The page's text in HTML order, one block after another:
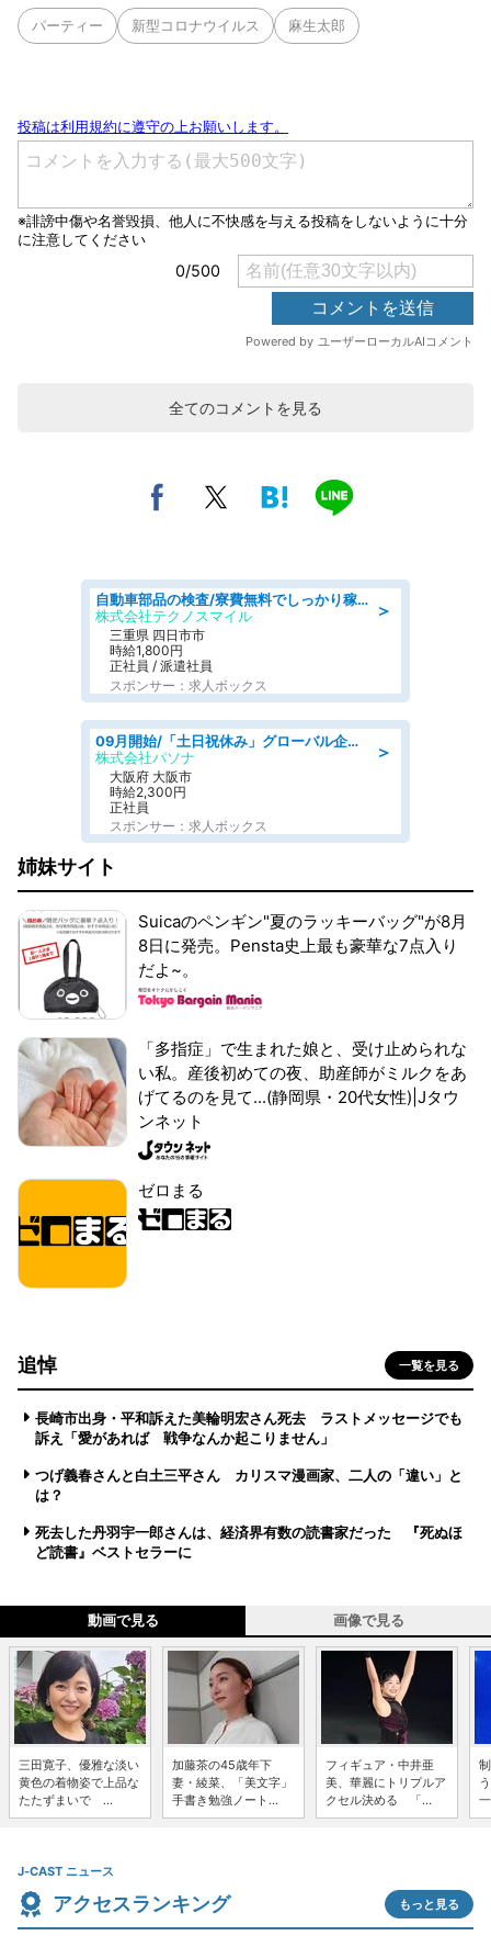
パーティー 新型コロナウイルス 麻生太郎
全てのコメントを見る
＞
自動車部品の検査/寮費無料でしっかり稼げる denso aichi
株式会社テクノスマイル
三重県 四日市市
時給1,800円
正社員 / 派遣社員
スポンサー：求人ボックス
＞
09月開始/「土日祝休み」グローバル企業での産業保健のお仕事/保健師/高時給/残業なし/服装自由
株式会社パソナ
大阪府 大阪市
時給2,300円
正社員
スポンサー：求人ボックス
姉妹サイト
Suicaのペンギン"夏のラッキーバッグ"が8月
8日に発売。Pensta史上最も豪華な7点入り
だよ~。
「多指症」で生まれた娘と、受け止められな
い私。産後初めての夜、助産師がミルクをあ
げてるのを見て...(静岡県・20代女性)|Jタウ
ンネット
ゼロまる
追悼 一覧を見る
長崎市出身・平和訴えた美輪明宏さん死去 ラストメッセージでも
訴え「愛があれば 戦争なんか起こりません」
つげ義春さんと白土三平さん カリスマ漫画家、二人の「違い」と
は？
死去した丹羽宇一郎さんは、経済界有数の読書家だった 『死ぬほ
ど読書』ベストセラーに
動画で見る 画像で見る
三田寛子、優雅な淡い
黄色の着物姿で上品な
たたずまいで ...
加藤茶の45歳年下
妻・綾菜、「美文字」
手書き勉強ノート...
フィギュア・中井亜
美、華麗にトリプルア
クセル決める 「...
J-CAST ニュース
アクセスランキング もっと見る